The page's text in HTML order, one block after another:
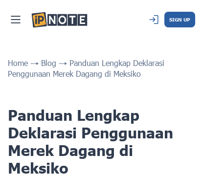
SIGN UP
Home Blog
Panduan Lengkap Deklarasi
Penggunaan Merek Dagang di Meksiko
Panduan Lengkap
Deklarasi Penggunaan
Merek Dagang di
Meksiko